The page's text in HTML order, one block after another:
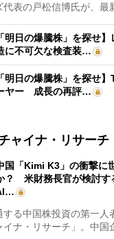
表の戸松信博氏が、最
明日の爆騰株」を探せ
に不可欠な検査装…
明日の爆騰株」を探せ
ヤー 成長の再評…
ャイナ・リサーチ
国「Kimi K3」の衝撃に
？ 米財務長官が検討す
る中国株投資の第一人
イナ・リサーチ」。中国